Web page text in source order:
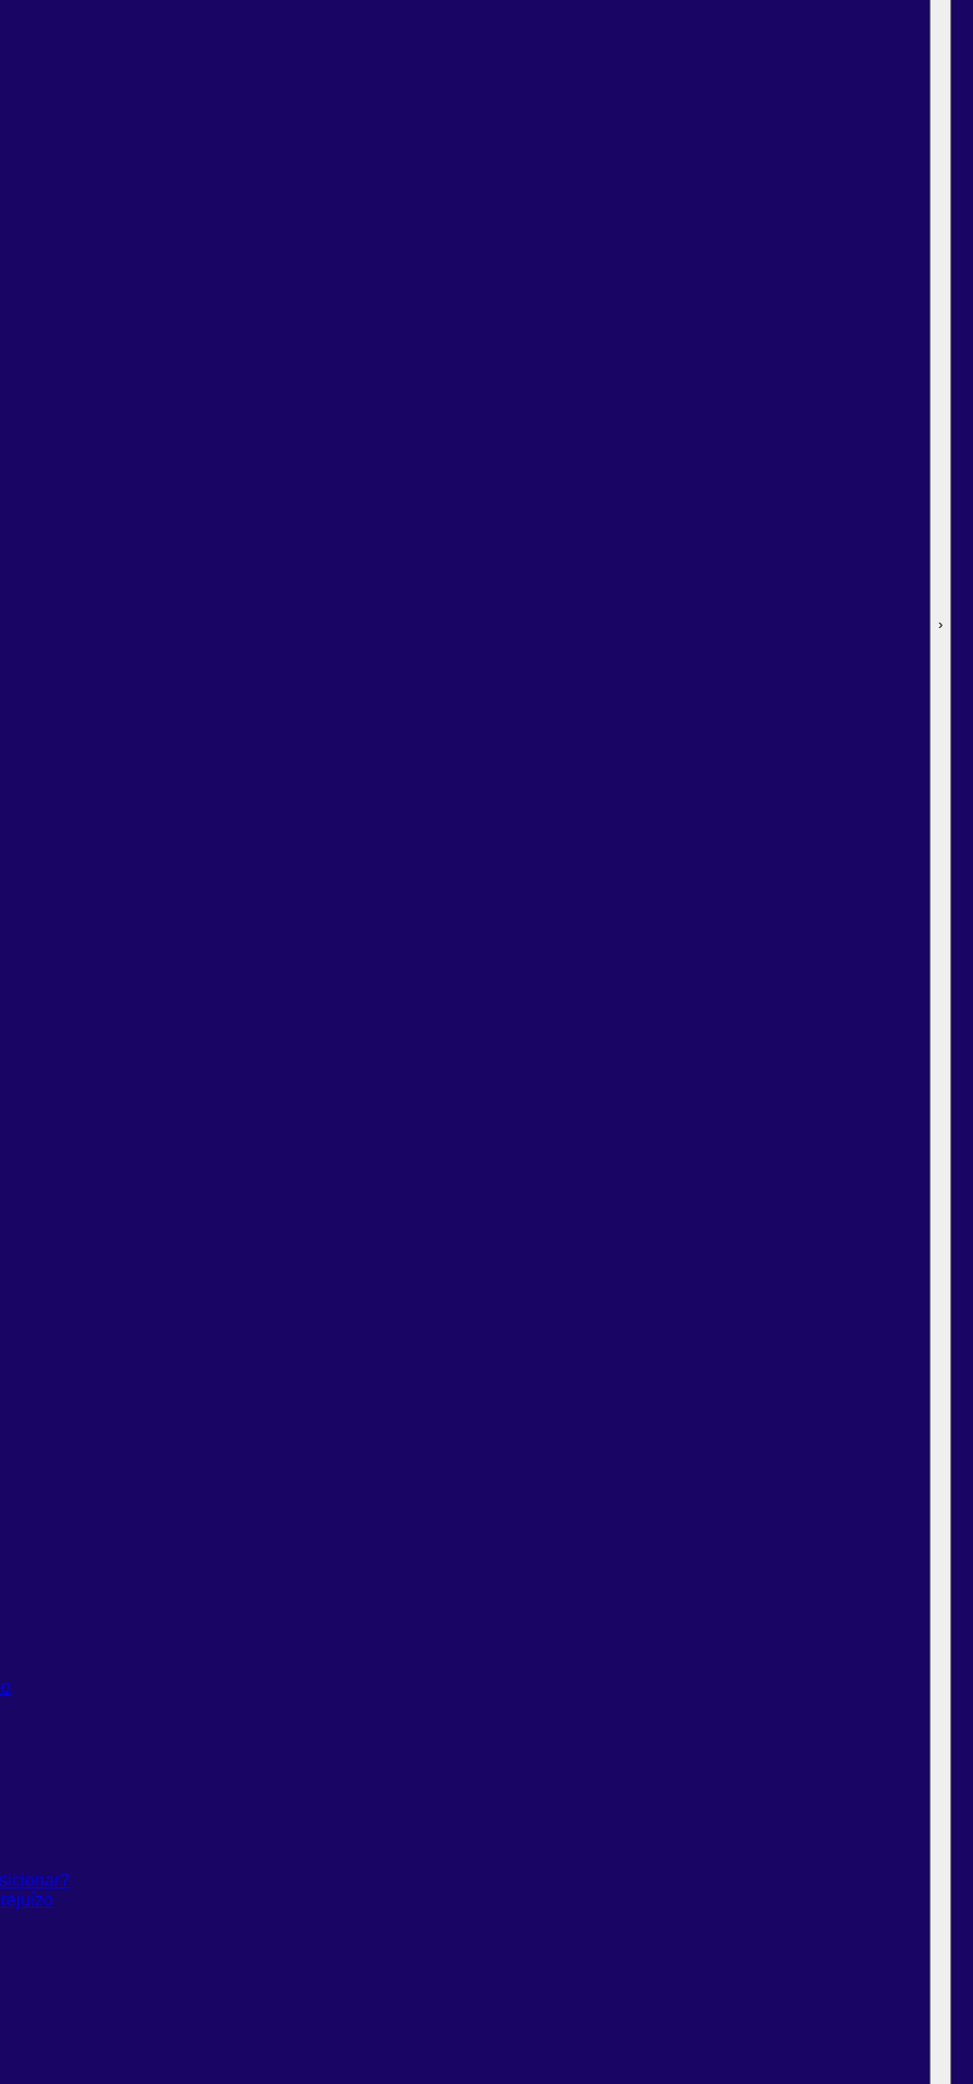
›››››››››››››